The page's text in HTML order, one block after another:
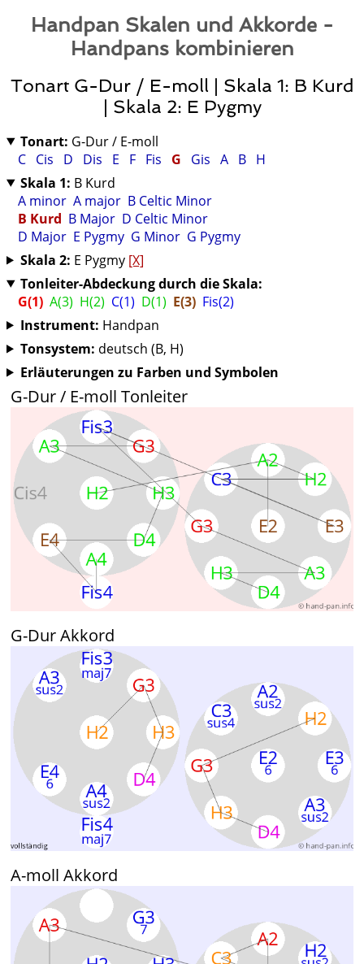
Handpan Skalen und Akkorde -
Handpans kombinieren
Tonart G-Dur / E-moll | Skala 1: B Kurd
| Skala 2: E Pygmy
Tonart: G-Dur / E-moll
C Cis D Dis E F Fis G Gis A B H
Skala 1: B Kurd
A minor A major B Celtic Minor
B Kurd B Major D Celtic Minor
D Major E Pygmy G Minor G Pygmy
Skala 2: E Pygmy [X]
Tonleiter-Abdeckung durch die Skala:
G(1) A(3) H(2) C(1) D(1) E(3) Fis(2)
Instrument: Handpan
Tonsystem: deutsch (B, H)
Erläuterungen zu Farben und Symbolen
G-Dur / E-moll Tonleiter
G-Dur Akkord
A-moll Akkord